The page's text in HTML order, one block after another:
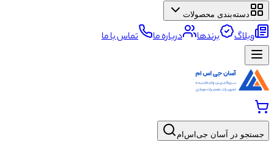
دسته‌بندی محصولات
وبلاگ برندها درباره ما تماس با ما
جستجو در آسان جی‌اس‌ام